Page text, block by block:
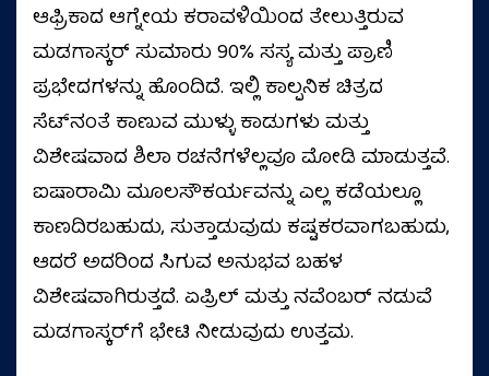
ಆಫ್ರಿಕಾದ ಆಗ್ನೇಯ ಕರಾವಳಿಯಿಂದ ತೇಲುತ್ತಿರುವ
ಮಡಗಾಸ್ಕರ್ ಸುಮಾರು 90% ಸಸ್ಯ ಮತ್ತು ಪ್ರಾಣಿ
ಪ್ರಭೇದಗಳನ್ನು ಹೊಂದಿದೆ. ಇಲ್ಲಿ ಕಾಲ್ಪನಿಕ ಚಿತ್ರದ
ಸೆಟ್‌ನಂತೆ ಕಾಣುವ ಮುಳ್ಳು ಕಾಡುಗಳು ಮತ್ತು
ವಿಶೇಷವಾದ ಶಿಲಾ ರಚನೆಗಳೆಲ್ಲವೂ ಮೋಡಿ ಮಾಡುತ್ತವೆ.
ಐಷಾರಾಮಿ ಮೂಲಸೌಕರ್ಯವನ್ನು ಎಲ್ಲ ಕಡೆಯಲ್ಲೂ
ಕಾಣದಿರಬಹುದು, ಸುತ್ತಾಡುವುದು ಕಷ್ಟಕರವಾಗಬಹುದು,
ಆದರೆ ಅದರಿಂದ ಸಿಗುವ ಅನುಭವ ಬಹಳ
ವಿಶೇಷವಾಗಿರುತ್ತದೆ. ಏಪ್ರಿಲ್ ಮತ್ತು ನವೆಂಬರ್ ನಡುವೆ
ಮಡಗಾಸ್ಕರ್‌ಗೆ ಭೇಟಿ ನೀಡುವುದು ಉತ್ತಮ.